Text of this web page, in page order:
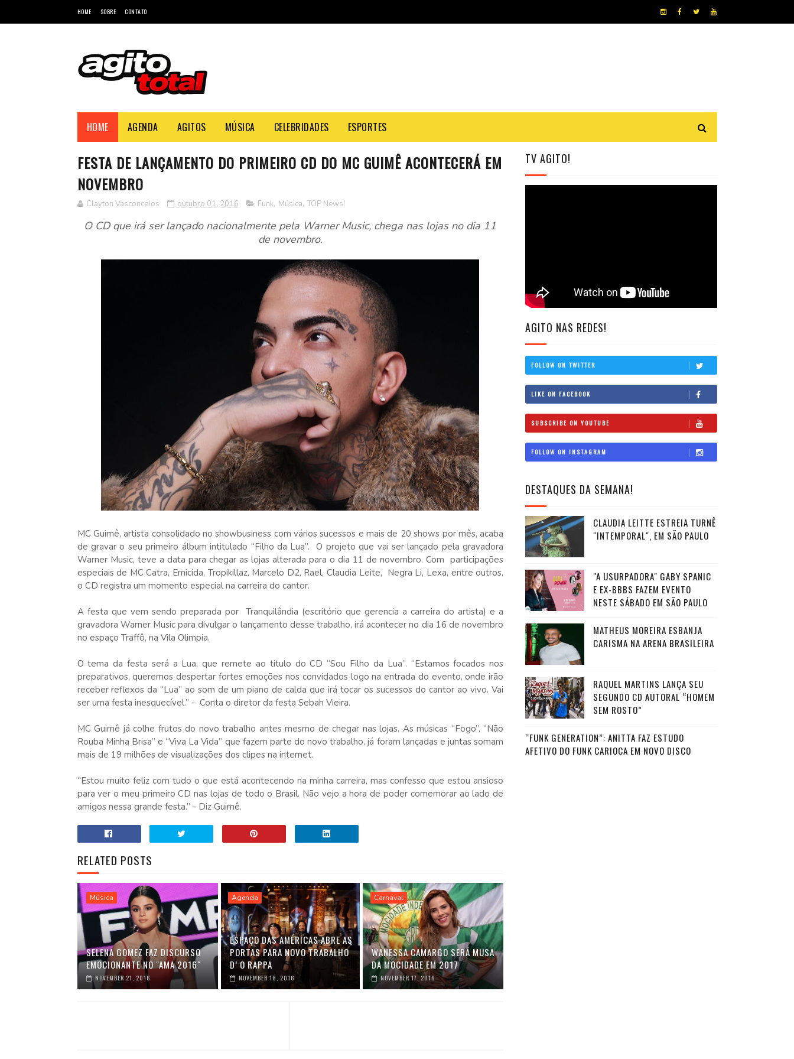
HOME SOBRE CONTATO
HOME AGENDA AGITOS MÚSICA CELEBRIDADES ESPORTES
FESTA DE LANÇAMENTO DO PRIMEIRO CD DO MC GUIMÊ ACONTECERÁ EM
NOVEMBRO
Clayton Vasconcelos outubro 01, 2016 Funk, Música, TOP News!
O CD que irá ser lançado nacionalmente pela Warner Music, chega nas lojas no dia 11
de novembro.
MC Guimê, artista consolidado no showbusiness com vários sucessos e mais de 20 shows por mês, acaba
de gravar o seu primeiro álbum intitulado “Filho da Lua”. O projeto que vai ser lançado pela gravadora
Warner Music, teve a data para chegar as lojas alterada para o dia 11 de novembro. Com participações
especiais de MC Catra, Emicida, Tropikillaz, Marcelo D2, Rael, Claudia Leite, Negra Li, Lexa, entre outros,
o CD registra um momento especial na carreira do cantor.
A festa que vem sendo preparada por Tranquilândia (escritório que gerencia a carreira do artista) e a
gravadora Warner Music para divulgar o lançamento desse trabalho, irá acontecer no dia 16 de novembro
no espaço Traffô, na Vila Olimpia.
O tema da festa será a Lua, que remete ao titulo do CD “Sou Filho da Lua”. “Estamos focados nos
preparativos, queremos despertar fortes emoções nos convidados logo na entrada do evento, onde irão
receber reflexos da “Lua” ao som de um piano de calda que irá tocar os sucessos do cantor ao vivo. Vai
ser uma festa inesquecível.” - Conta o diretor da festa Sebah Vieira.
MC Guimê já colhe frutos do novo trabalho antes mesmo de chegar nas lojas. As músicas “Fogo”, “Não
Rouba Minha Brisa” e “Viva La Vida” que fazem parte do novo trabalho, já foram lançadas e juntas somam
mais de 19 milhões de visualizações dos clipes na internet.
“Estou muito feliz com tudo o que está acontecendo na minha carreira, mas confesso que estou ansioso
para ver o meu primeiro CD nas lojas de todo o Brasil. Não vejo a hora de poder comemorar ao lado de
amigos nessa grande festa.” - Diz Guimê.
RELATED POSTS
Música
SELENA GOMEZ FAZ DISCURSO
EMOCIONANTE NO "AMA 2016"
NOVEMBER 21, 2016
Agenda
ESPAÇO DAS AMÉRICAS ABRE AS
PORTAS PARA NOVO TRABALHO
D’ O RAPPA
NOVEMBER 18, 2016
Carnaval
WANESSA CAMARGO SERÁ MUSA
DA MOCIDADE EM 2017
NOVEMBER 17, 2016
TV AGITO!
AGITO NAS REDES!
FOLLOW ON TWITTER
LIKE ON FACEBOOK
SUBSCRIBE ON YOUTUBE
FOLLOW ON INSTAGRAM
DESTAQUES DA SEMANA!
CLAUDIA LEITTE ESTREIA TURNÊ
"INTEMPORAL", EM SÃO PAULO
"A USURPADORA" GABY SPANIC
E EX-BBBS FAZEM EVENTO
NESTE SÁBADO EM SÃO PAULO
MATHEUS MOREIRA ESBANJA
CARISMA NA ARENA BRASILEIRA
RAQUEL MARTINS LANÇA SEU
SEGUNDO CD AUTORAL “HOMEM
SEM ROSTO”
“FUNK GENERATION”: ANITTA FAZ ESTUDO
AFETIVO DO FUNK CARIOCA EM NOVO DISCO